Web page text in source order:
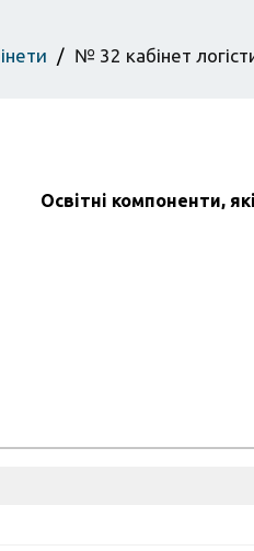
№ 32 кабінет
Освітні компоненти,